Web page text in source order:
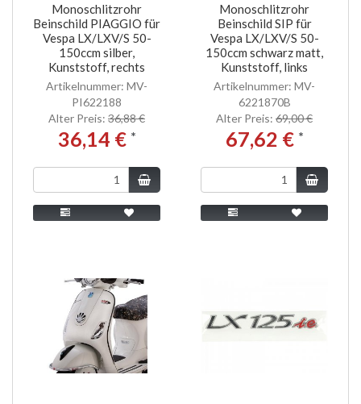
Monoschlitzrohr
Beinschild PIAGGIO für
Vespa LX/LXV/S 50-
150ccm silber,
Kunststoff, rechts
Artikelnummer: MV-
PI622188
Alter Preis: 36,88 €
36,14 € *
Monoschlitzrohr
Beinschild SIP für
Vespa LX/LXV/S 50-
150ccm schwarz matt,
Kunststoff, links
Artikelnummer: MV-
6221870B
Alter Preis: 69,00 €
67,62 € *